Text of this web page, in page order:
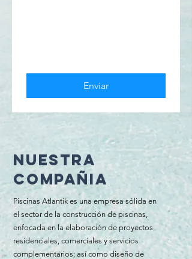
Enviar
NUESTRA
COMPAÑia
Piscinas Atlantik es una empresa sólida en
el sector de la construcción de piscinas,
enfocada en la elaboración de proyectos
residenciales, comerciales y servicios
complementarios; así­ como diseño de